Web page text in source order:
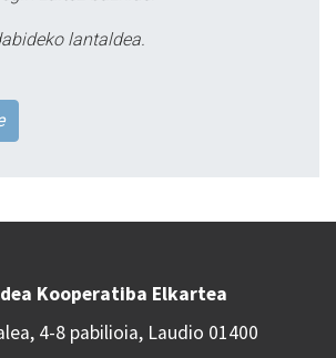
lantaldea.
Kooperatiba Elkartea
4-8 pabilioia, Laudio 01400